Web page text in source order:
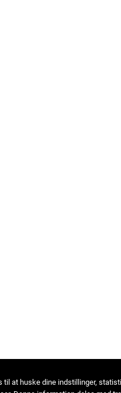
til at huske dine indstillinger,